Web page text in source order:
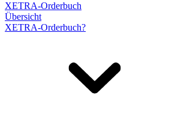
XETRA-Orderbuch
Übersicht
XETRA-Orderbuch?